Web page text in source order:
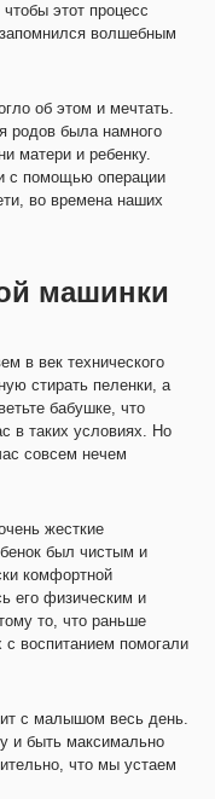
этот процесс
волшебным
об этом и мечтать.
родов была намного
матери и ребенку.
с помощью операции
во времена наших
машинки
в век технического
стирать пеленки, а
бабушке, что
в таких условиях. Но
совсем нечем
жесткие
был чистым и
комфортной
его физическим и
то, что раньше
воспитанием помогали
с малышом весь день.
и быть максимально
что мы устаем